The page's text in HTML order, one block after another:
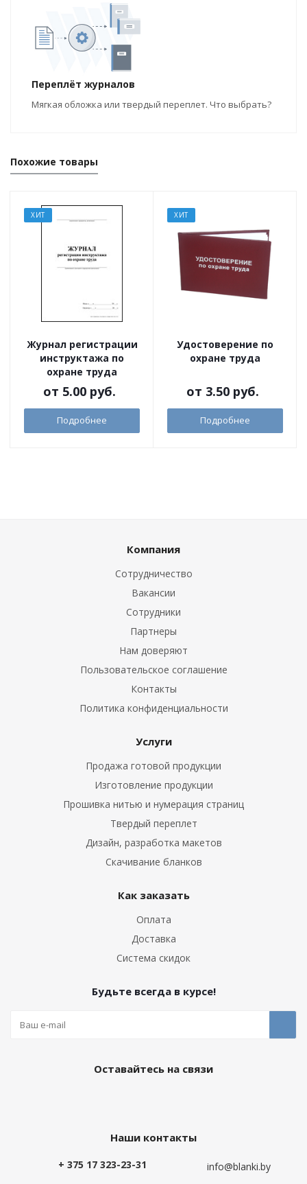
Переплёт журналов
Мягкая обложка или твердый переплет. Что выбрать?
Похожие товары
ХИТ
Журнал регистрации
инструктажа по
охране труда
от 5.00 руб.
Подробнее
ХИТ
Удостоверение по
охране труда
от 3.50 руб.
Подробнее
Компания
Сотрудничество
Вакансии
Сотрудники
Партнеры
Нам доверяют
Пользовательское соглашение
Контакты
Политика конфиденциальности
Услуги
Продажа готовой продукции
Изготовление продукции
Прошивка нитью и нумерация страниц
Твердый переплет
Дизайн, разработка макетов
Скачивание бланков
Как заказать
Оплата
Доставка
Система скидок
Будьте всегда в курсе!
Оставайтесь на связи
Наши контакты
+ 375 17 323-23-31 info@blanki.by